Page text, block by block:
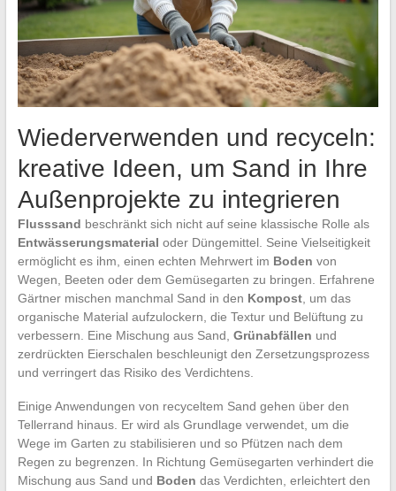
Wiederverwenden und recyceln:
kreative Ideen, um Sand in Ihre
Außenprojekte zu integrieren
Flusssand beschränkt sich nicht auf seine klassische Rolle als
Entwässerungsmaterial oder Düngemittel. Seine Vielseitigkeit
ermöglicht es ihm, einen echten Mehrwert im Boden von
Wegen, Beeten oder dem Gemüsegarten zu bringen. Erfahrene
Gärtner mischen manchmal Sand in den Kompost, um das
organische Material aufzulockern, die Textur und Belüftung zu
verbessern. Eine Mischung aus Sand, Grünabfällen und
zerdrückten Eierschalen beschleunigt den Zersetzungsprozess
und verringert das Risiko des Verdichtens.
Einige Anwendungen von recyceltem Sand gehen über den
Tellerrand hinaus. Er wird als Grundlage verwendet, um die
Wege im Garten zu stabilisieren und so Pfützen nach dem
Regen zu begrenzen. In Richtung Gemüsegarten verhindert die
Mischung aus Sand und Boden das Verdichten, erleichtert den